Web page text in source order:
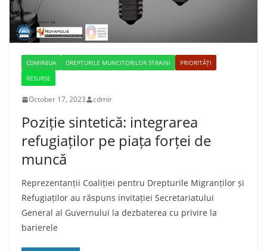
CDMIR4UA DREPTURILE MUNCITORILOR STRAINI
PRIORITĂȚI
RESURSE
October 17, 2023 cdmir
Poziție sintetică: integrarea
refugiaților pe piața forței de
muncă
Reprezentanții Coaliției pentru Drepturile Migranților și
Refugiaților au răspuns invitației Secretariatului
General al Guvernului la dezbaterea cu privire la
barierele